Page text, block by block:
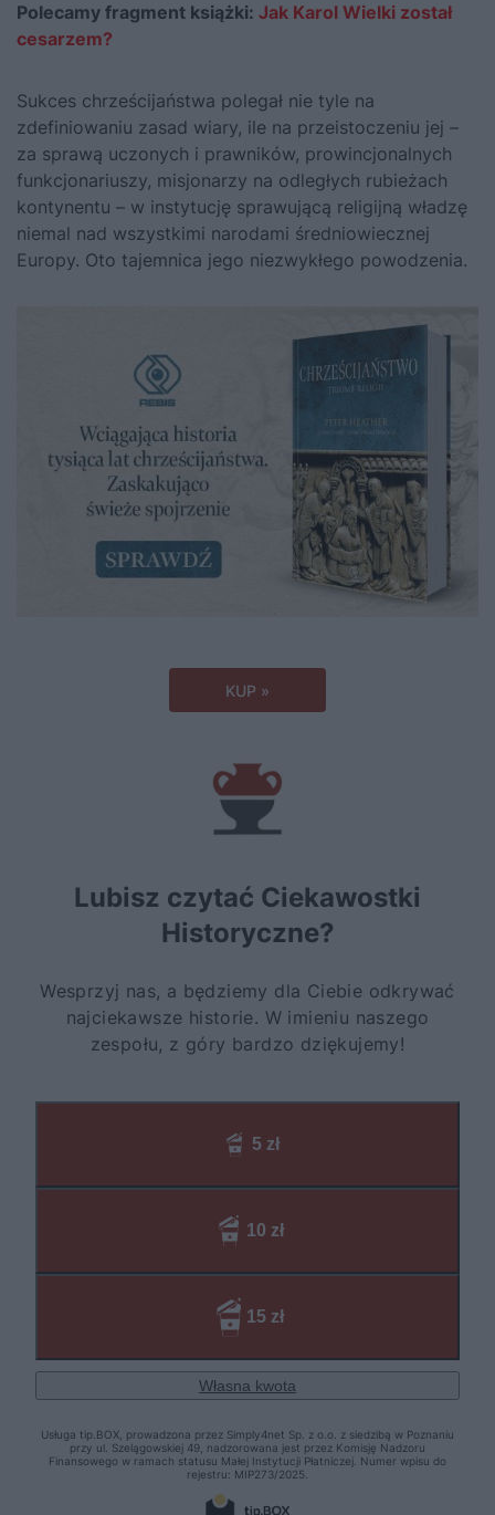
Polecamy fragment książki: Jak Karol Wielki został
cesarzem?
Sukces chrześcijaństwa polegał nie tyle na
zdefiniowaniu zasad wiary, ile na przeistoczeniu jej –
za sprawą uczonych i prawników, prowincjonalnych
funkcjonariuszy, misjonarzy na odległych rubieżach
kontynentu – w instytucję sprawującą religijną władzę
niemal nad wszystkimi narodami średniowiecznej
Europy. Oto tajemnica jego niezwykłego powodzenia.
KUP »